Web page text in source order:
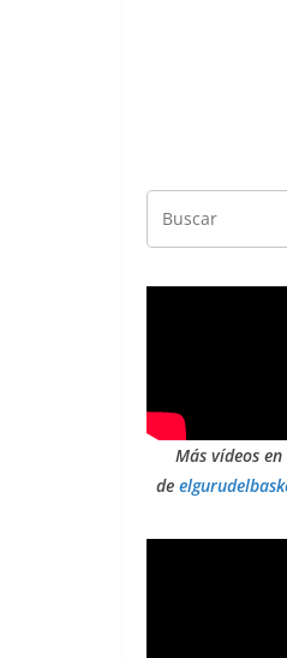
Más vídeos
de